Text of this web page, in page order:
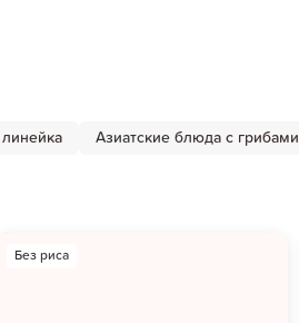
Азиатские блюда с грибами
Без риса